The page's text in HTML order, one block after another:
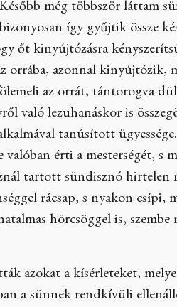
még többször láttam
így gyűjtik össze
őt kinyújtózásra
azonnal kinyújtózik,
az orrát, tántorogva
való lezuhanáskor is
tanúsított
érti a mesterségét, s
tartott sündisznó hirtelen
rácsap, s nyakon csípi,
hörcsöggel is,
azokat a kísérleteket,
a sünnek rendkívüli